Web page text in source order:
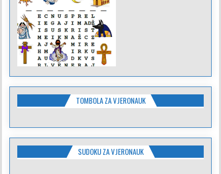
TOMBOLA ZA VJERONAUK
SUDOKU ZA VJERONAUK